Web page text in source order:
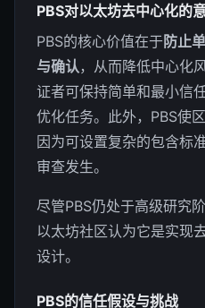
PBS对以太坊去中心化的
PBS的核心价值在于防止
与确认 ，从而降低中心化
证者可保持简单和最小信
优化任务。此外，PBS使
因为可设置复杂的包含标
审查发生。
尽管PBS仍处于高级研究
以太坊社区认为它是实现
设计。
PBS的信任假设与挑战